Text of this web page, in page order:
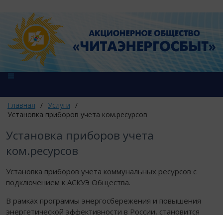
Главная / Услуги /
Установка приборов учета ком.ресурсов
Установка приборов учета
ком.ресурсов
Установка приборов учета коммунальных ресурсов с
подключением к АСКУЭ Общества.
В рамках программы энергосбережения и повышения
энергетической эффективности в России, становится